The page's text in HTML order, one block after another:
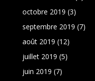
octobre 2019 (3)
septembre 2019 (7)
août 2019 (12)
juillet 2019 (5)
juin 2019 (7)